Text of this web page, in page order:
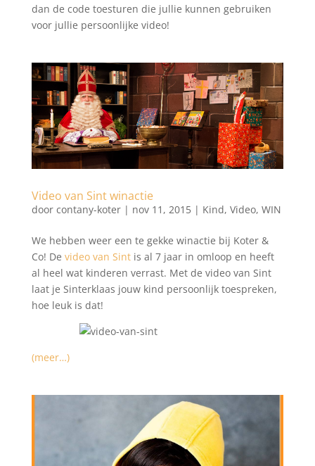
dan de code toesturen die jullie kunnen gebruiken
voor jullie persoonlijke video!
Video van Sint winactie
door contany-koter| nov 11, 2015| Kind, Video, WIN
We hebben weer een te gekke winactie bij Koter &
Co! De video van Sintis al 7 jaar in omloop en heeft
al heel wat kinderen verrast. Met de video van Sint
laat je Sinterklaas jouw kind persoonlijk toespreken,
hoe leuk is dat!
(meer…)